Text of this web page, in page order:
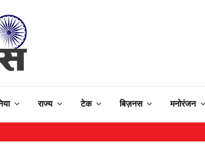
राज्य टेक बिज़नस मनोरंजन